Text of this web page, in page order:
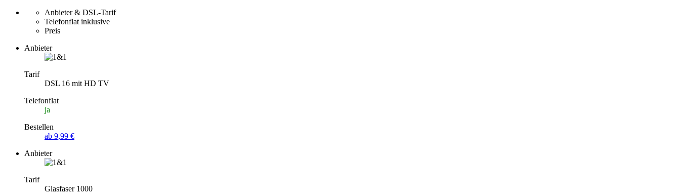
Anbieter & DSL-Tarif
Telefonflat inklusive
Preis
Anbieter
Tarif
DSL 16 mit HD TV
Telefonflat
ja
Bestellen
ab 9,99 €
Anbieter
Tarif
Glasfaser 1000